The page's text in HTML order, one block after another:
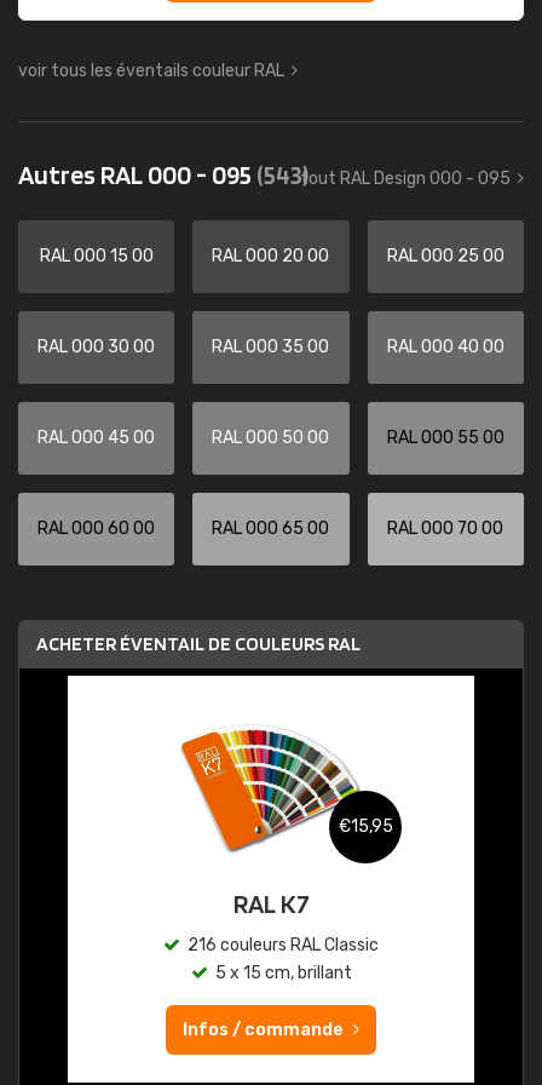
voir tous les éventails couleur RAL
Autres RAL 000 - 095 (543)tout RAL Design 000 - 095
RAL 000 15 00 RAL 000 20 00 RAL 000 25 00
RAL 000 30 00 RAL 000 35 00 RAL 000 40 00
RAL 000 45 00 RAL 000 50 00 RAL 000 55 00
RAL 000 60 00 RAL 000 65 00 RAL 000 70 00
ACHETER ÉVENTAIL DE COULEURS RAL
€15,95
RAL K7
216 couleurs RAL Classic
5 x 15 cm, brillant
Infos / commande